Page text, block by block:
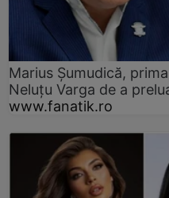
Marius Șumudică,
Neluțu Varga de a
www.fanatik.ro